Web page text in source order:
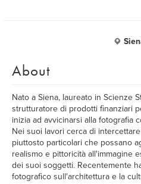
About
Nato a Siena, laureato in Scienze
strutturatore di prodotti finanziari
inizia ad avvicinarsi alla fotografia
Nei suoi lavori cerca di
piuttosto particolari che possano
realismo e pittoricità all'immagine
dei suoi soggetti. Recentemente
fotografico sull'architettura e la